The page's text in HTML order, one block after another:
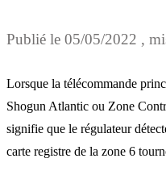
Publié le 05/05/2022 ,
Lorsque la télécommande
Shogun Atlantic ou Zone
signifie que le régulateur
carte registre de la zone 6